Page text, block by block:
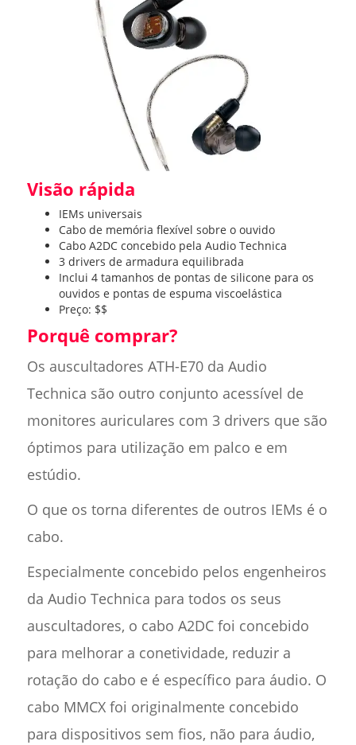
Visão rápida
IEMs universais
Cabo de memória flexível sobre o ouvido
Cabo A2DC concebido pela Audio Technica
3 drivers de armadura equilibrada
Inclui 4 tamanhos de pontas de silicone para os
ouvidos e pontas de espuma viscoelástica
Preço: $$
Porquê comprar?
Os auscultadores ATH-E70 da Audio
Technica são outro conjunto acessível de
monitores auriculares com 3 drivers que são
óptimos para utilização em palco e em
estúdio.
O que os torna diferentes de outros IEMs é o
cabo.
Especialmente concebido pelos engenheiros
da Audio Technica para todos os seus
auscultadores, o cabo A2DC foi concebido
para melhorar a conetividade, reduzir a
rotação do cabo e é específico para áudio. O
cabo MMCX foi originalmente concebido
para dispositivos sem fios, não para áudio,